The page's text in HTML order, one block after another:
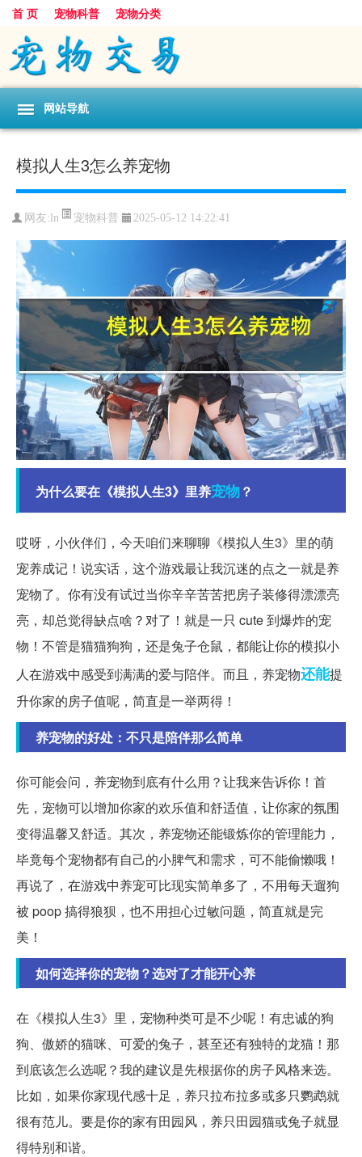
首 页 宠物科普 宠物分类
网站导航
模拟人生3怎么养宠物
网友:ln 宠物科普 2025-05-12 14:22:41
为什么要在《模拟人生3》里养宠物？
哎呀，小伙伴们，今天咱们来聊聊《模拟人生3》里的萌
宠养成记！说实话，这个游戏最让我沉迷的点之一就是养
宠物了。你有没有试过当你辛辛苦苦把房子装修得漂漂亮
亮，却总觉得缺点啥？对了！就是一只 cute 到爆炸的宠
物！不管是猫猫狗狗，还是兔子仓鼠，都能让你的模拟小
人在游戏中感受到满满的爱与陪伴。而且，养宠物还能提
升你家的房子值呢，简直是一举两得！
养宠物的好处：不只是陪伴那么简单
你可能会问，养宠物到底有什么用？让我来告诉你！首
先，宠物可以增加你家的欢乐值和舒适值，让你家的氛围
变得温馨又舒适。其次，养宠物还能锻炼你的管理能力，
毕竟每个宠物都有自己的小脾气和需求，可不能偷懒哦！
再说了，在游戏中养宠可比现实简单多了，不用每天遛狗
被 poop 搞得狼狈，也不用担心过敏问题，简直就是完
美！
如何选择你的宠物？选对了才能开心养
在《模拟人生3》里，宠物种类可是不少呢！有忠诚的狗
狗、傲娇的猫咪、可爱的兔子，甚至还有独特的龙猫！那
到底该怎么选呢？我的建议是先根据你的房子风格来选。
比如，如果你家现代感十足，养只拉布拉多或多只鹦鹉就
很有范儿。要是你的家有田园风，养只田园猫或兔子就显
得特别和谐。